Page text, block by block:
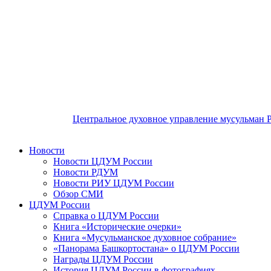
Центральное духовное управление мусульман
Новости
Новости ЦДУМ России
Новости РДУМ
Новости РИУ ЦДУМ России
Обзор СМИ
ЦДУМ России
Справка о ЦДУМ России
Книга «Исторические очерки»
Книга «Мусульманское духовное собрание»
«Панорама Башкортостана» о ЦДУМ России
Награды ЦДУМ России